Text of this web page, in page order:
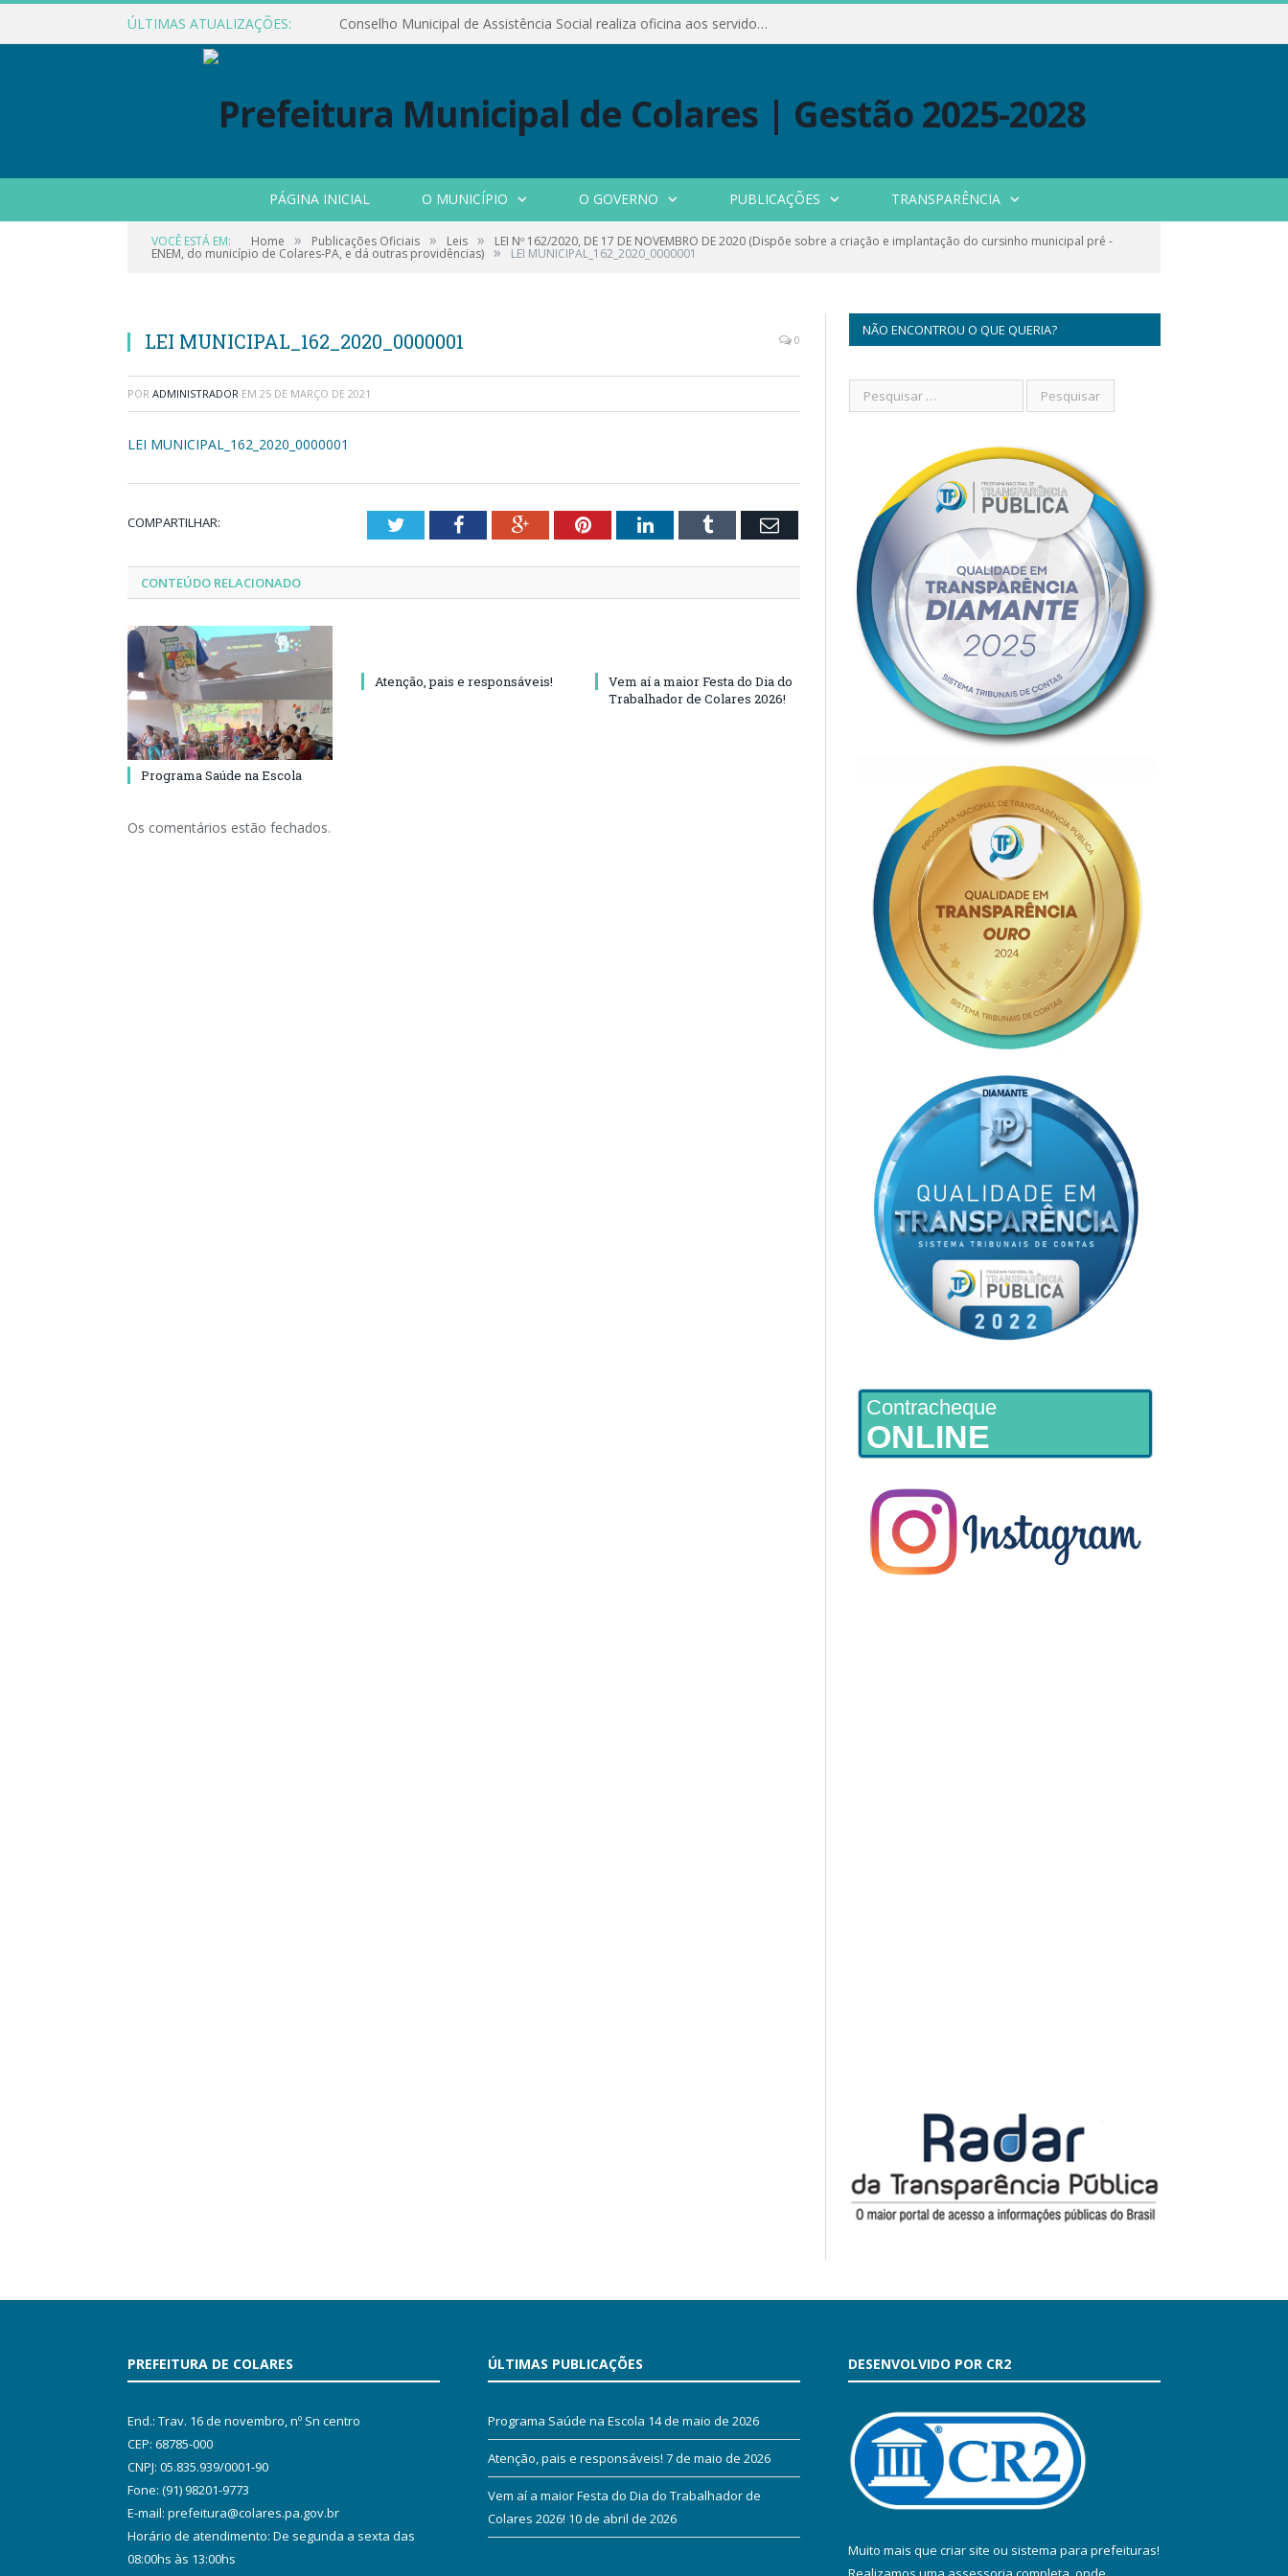
ÚLTIMAS ATUALIZAÇÕES: Conselho Municipal de Assistência Social realiza oficina aos servidores
PÁGINA INICIAL O MUNICÍPIO O GOVERNO PUBLICAÇÕES TRANSPARÊNCIA
VOCÊ ESTÁ EM: Home » Publicações Oficiais » Leis » LEI Nº 162/2020, DE 17 DE NOVEMBRO DE 2020 (Dispõe sobre a criação e implantação do cursinho municipal pré -
ENEM, do município de Colares-PA, e dá outras providências) » LEI MUNICIPAL_162_2020_0000001
LEI MUNICIPAL_162_2020_0000001 0
POR ADMINISTRADOR EM 25 DE MARÇO DE 2021
LEI MUNICIPAL_162_2020_0000001
COMPARTILHAR: TwitterFacebookGoogle+PinterestLinkedInTumblr Email
CONTEÚDO RELACIONADO
Programa Saúde na Escola
Atenção, pais e responsáveis!
Vem aí a maior Festa do Dia do
Trabalhador de Colares 2026!
Os comentários estão fechados.
NÃO ENCONTROU O QUE QUERIA?
Contracheque
ONLINE
PREFEITURA DE COLARES
End.: Trav. 16 de novembro, nº Sn centro
CEP: 68785-000
CNPJ: 05.835.939/0001-90
Fone: (91) 98201-9773
E-mail: prefeitura@colares.pa.gov.br
Horário de atendimento: De segunda a sexta das
08:00hs às 13:00hs
ÚLTIMAS PUBLICAÇÕES
Programa Saúde na Escola 14 de maio de 2026
Atenção, pais e responsáveis! 7 de maio de 2026
Vem aí a maior Festa do Dia do Trabalhador de
Colares 2026! 10 de abril de 2026
DESENVOLVIDO POR CR2
Muito mais que criar site ou sistema para prefeituras!